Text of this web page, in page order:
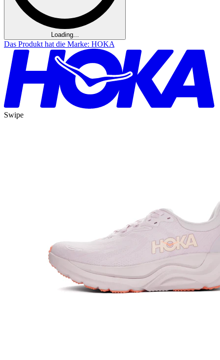
Loading...
Das Produkt hat die Marke: HOKA
Swipe